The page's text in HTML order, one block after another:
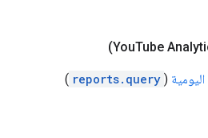
Tube
(
reports.query
)